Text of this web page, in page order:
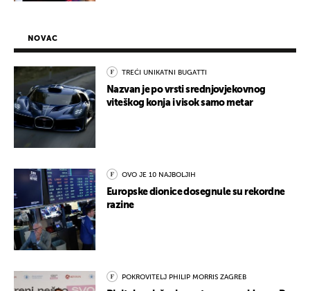
NOVAC
TREĆI UNIKATNI BUGATTI
Nazvan je po vrsti srednjovjekovnog
viteškog konja i visok samo metar
OVO JE 10 NAJBOLJIH
Europske dionice dosegnule su rekordne
razine
POKROVITELJ PHILIP MORRIS ZAGREB